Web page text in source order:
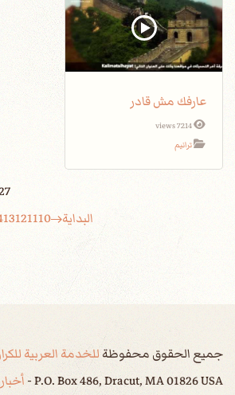
عارفك مش قادر
7214 views
ترانيم
127 -
البداية
10
11
12
13
جميع الحقوق محفوظةللخدمة العربية
P.O. Box 486, Dracut, MA 01826 USA -